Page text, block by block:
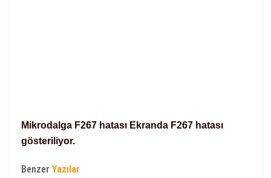
Mikrodalga F267 hatası Ekranda F267 hatası
gösteriliyor.
Benzer Yazılar